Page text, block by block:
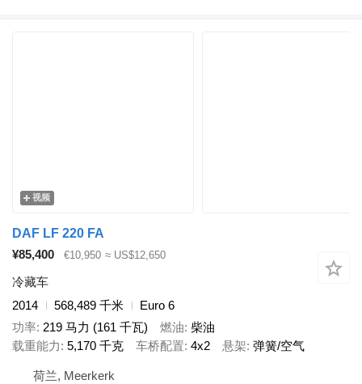
视频
DAF LF 220 FA
¥85,400
€10,950 ≈ US$12,650
冷藏车
2014
568,489 千米
Euro 6
功率 219 马力 (161 千瓦) 燃油 柴油
载重能力 5,170 千克 车桥配置 4x2 悬架 弹簧/空气
荷兰, Meerkerk